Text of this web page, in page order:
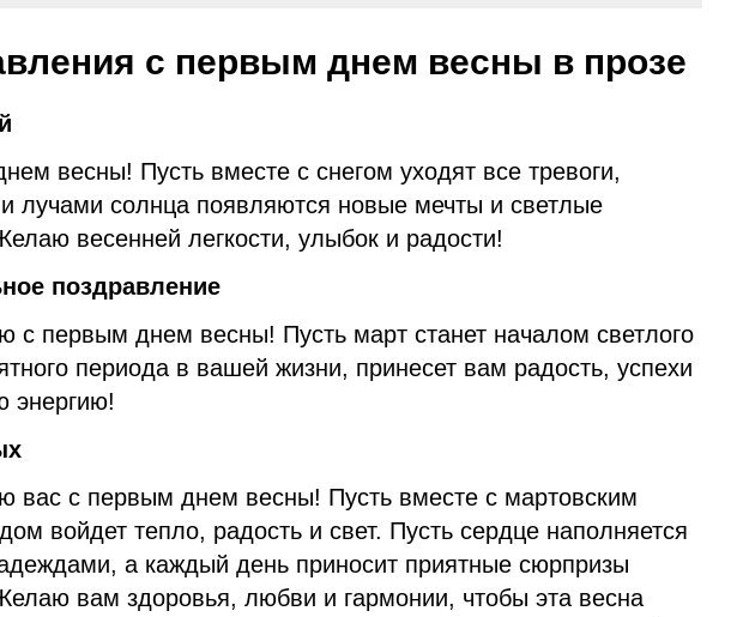
с первым днем весны в прозе
весны! Пусть вместе с снегом уходят все тревоги,
лучами солнца появляются новые мечты и светлые
весенней легкости, улыбок и радости!
поздравление
с первым днем весны! Пусть март станет началом светлого
периода в вашей жизни, принесет вам радость, успехи
энергию!
вас с первым днем весны! Пусть вместе с мартовским
войдет тепло, радость и свет. Пусть сердце наполняется
а каждый день приносит приятные сюрпризы
вам здоровья, любви и гармонии, чтобы эта весна